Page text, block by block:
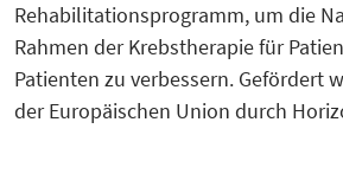
Rehabilitationsprogramm, um die
Rahmen der Krebstherapie für
Patienten zu verbessern. Gefördert
der Europäischen Union durch